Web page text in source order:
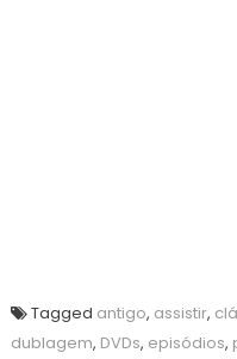
Tagged antigo, assistir,
dublagem, DVDs, episódios,